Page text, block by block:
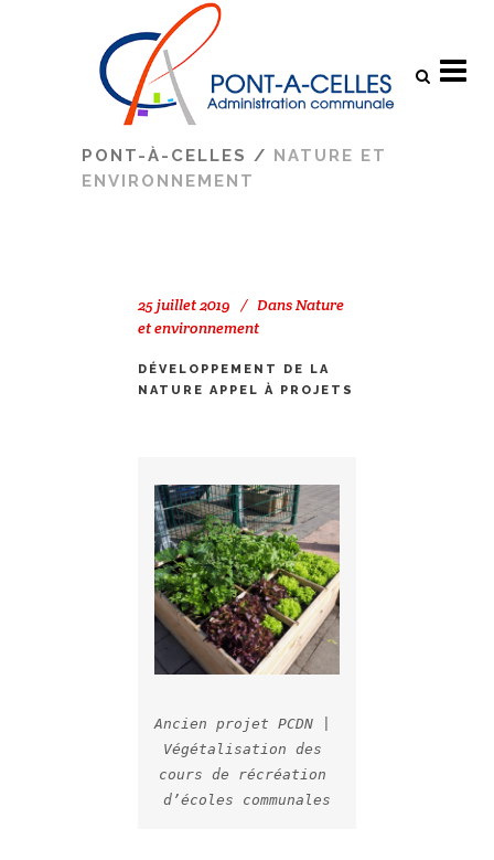
PONT-À-CELLES / NATURE ET
ENVIRONNEMENT
25 juillet 2019 DansNature
et environnement
DÉVELOPPEMENT DE LA
NATURE APPEL À PROJETS
Ancien projet PCDN |
Végétalisation des
cours de récréation
d’écoles communales